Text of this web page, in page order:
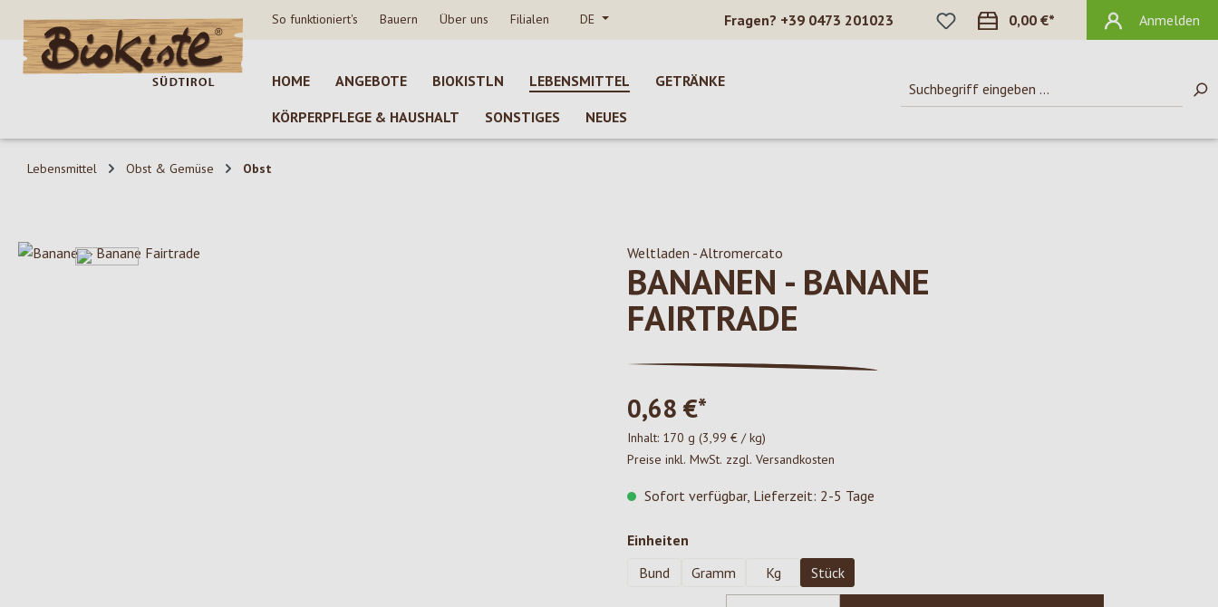
Hauptinhalt springen
Zur Suche springen
Zur Hauptnavigation springen So funktioniert's Bauern Über uns Filialen DE Fragen? +39 0473 201023
DU HAST 0 PRODUKTE AUF DEM
0,00 €* Anmelden
HOME ANGEBOTE BIOKISTLN LEBENSMITTEL
GETRÄNKE
KÖRPERPFLEGE & HAUSHALT
SONSTIGES NEUES
Lebensmittel Obst & Gemüse Obst
Bildergalerie überspringen Weltladen - Altromercato
BANANEN - BANANE
FAIRTRADE
0,68 €*
Inhalt: 170 g (3,99 € / kg)
Preise inkl. MwSt. zzgl. Versandkosten
Sofort verfügbar, Lieferzeit: 2-5 Tage
Einheiten
Bund
Gramm Kg Stück